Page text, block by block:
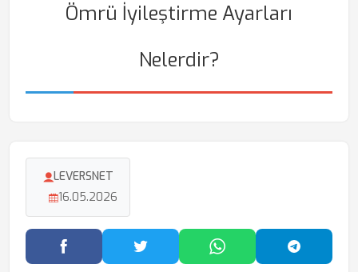
Ömrü İyileştirme Ayarları
Nelerdir?
LEVERSNET
16.05.2026
Facebook'ta PaylaşTwitter'da PaylaşWhatsApp'ta Paylaş